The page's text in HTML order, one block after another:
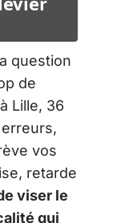
question
de
Lille, 36
vos
retarde
viser le
qui